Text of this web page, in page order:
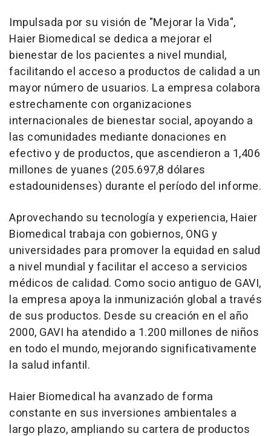
Impulsada por su visión de "Mejorar la Vida",
Haier Biomedical se dedica a mejorar el
bienestar de los pacientes a nivel mundial,
facilitando el acceso a productos de calidad a un
mayor número de usuarios. La empresa colabora
estrechamente con organizaciones
internacionales de bienestar social, apoyando a
las comunidades mediante donaciones en
efectivo y de productos, que ascendieron a 1,406
millones de yuanes (205.697,8 dólares
estadounidenses) durante el período del informe.
Aprovechando su tecnología y experiencia, Haier
Biomedical trabaja con gobiernos, ONG y
universidades para promover la equidad en salud
a nivel mundial y facilitar el acceso a servicios
médicos de calidad. Como socio antiguo de GAVI,
la empresa apoya la inmunización global a través
de sus productos. Desde su creación en el año
2000, GAVI ha atendido a 1.200 millones de niños
en todo el mundo, mejorando significativamente
la salud infantil.
Haier Biomedical ha avanzado de forma
constante en sus inversiones ambientales a
largo plazo, ampliando su cartera de productos